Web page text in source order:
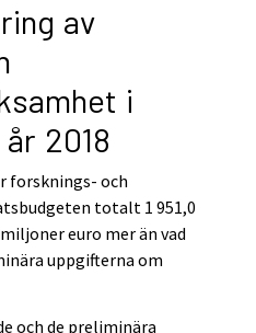
av
i
2018
forsknings- och
totalt 1 951,0
euro mer än vad
uppgifterna om
och de preliminära